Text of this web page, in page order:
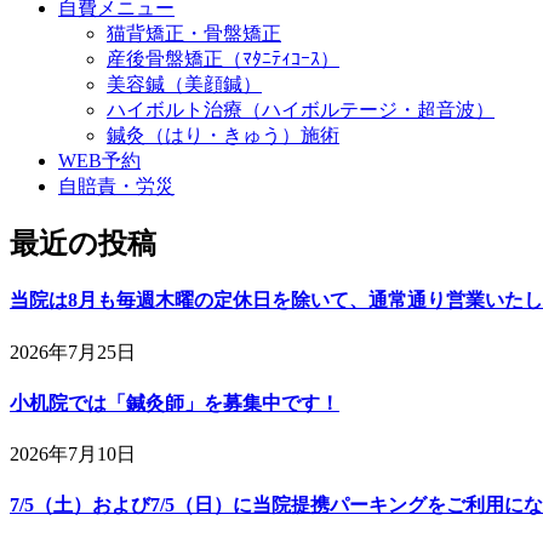
自費メニュー
猫背矯正・骨盤矯正
産後骨盤矯正（ﾏﾀﾆﾃｨｺｰｽ）
美容鍼（美顔鍼）
ハイボルト治療（ハイボルテージ・超音波）
鍼灸（はり・きゅう）施術
WEB予約
自賠責・労災
最近の投稿
当院は8月も毎週木曜の定休日を除いて、通常通り営業いたし
2026年7月25日
小机院では「鍼灸師」を募集中です！
2026年7月10日
7/5（土）および7/5（日）に当院提携パーキングをご利用に